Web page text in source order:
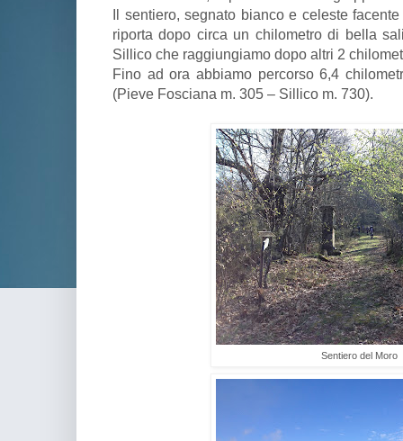
Il sentiero, segnato bianco e celeste facente
riporta dopo circa un chilometro di bella
Sillico che raggiungiamo dopo altri 2
Fino ad ora abbiamo percorso 6,4
(Pieve Fosciana m. 305 – Sillico m. 730).
Sentiero del Moro